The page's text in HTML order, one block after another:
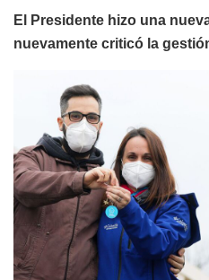
El Presidente hizo una
nuevamente criticó la